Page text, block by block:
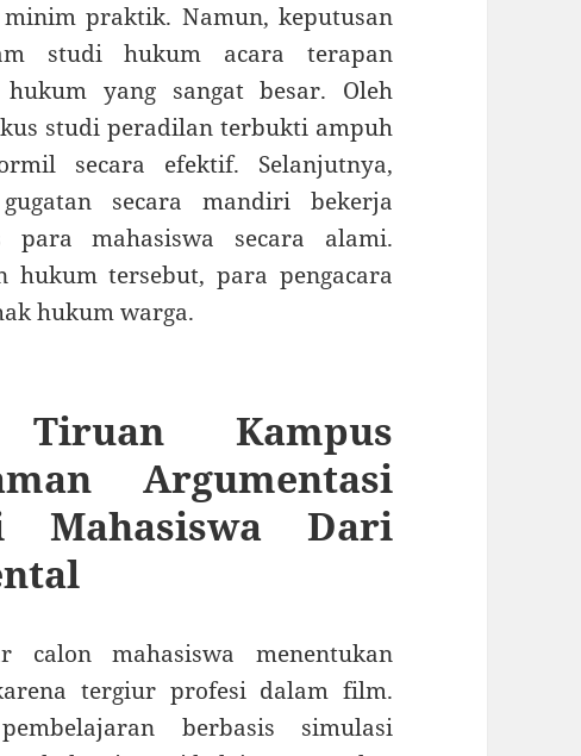
praktik. Namun, keputusan
studi hukum acara terapan
yang sangat besar. Oleh
studi peradilan terbukti ampuh
secara efektif. Selanjutnya,
secara mandiri bekerja
para mahasiswa secara alami.
hukum tersebut, para pengacara
hukum warga.
Kampus
Argumentasi
Mahasiswa Dari
calon mahasiswa menentukan
tergiur profesi dalam film.
berbasis simulasi